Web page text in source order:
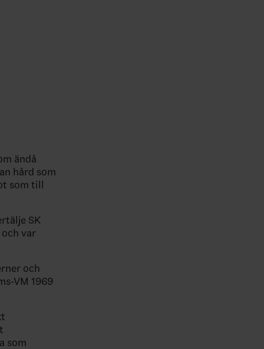
ändå
hård som
som till
SK
var
och
VM 1969
som